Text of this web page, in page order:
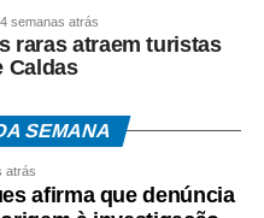
4 semanas atrás
raras atraem turistas
Caldas
SEMANA
atrás
afirma que denúncia